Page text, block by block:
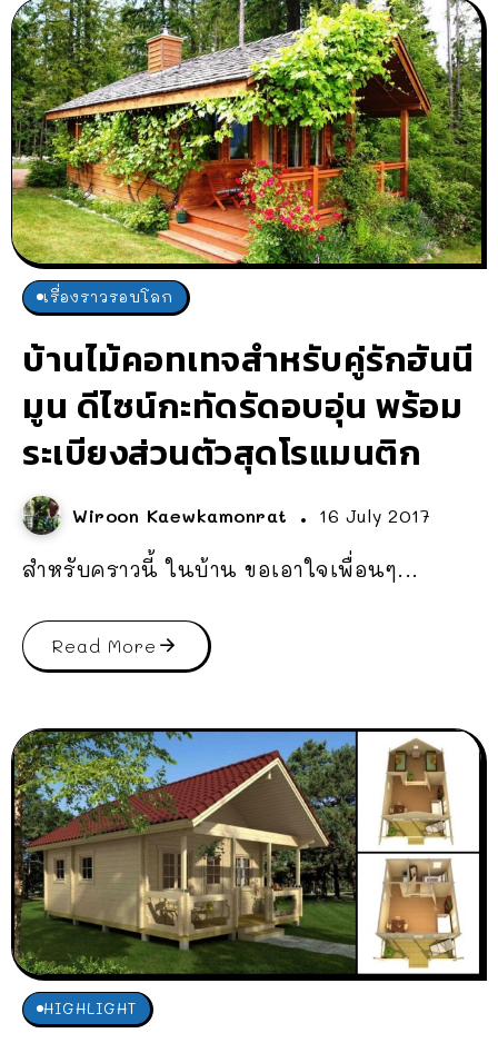
เรื่องราวรอบโลก
บ้านไม้คอทเทจสำหรับคู่รักฮันนี
มูน ดีไซน์กะทัดรัดอบอุ่น พร้อม
ระเบียงส่วนตัวสุดโรแมนติก
Wiroon Kaewkamonrat 16 July 2017
สำหรับคราวนี้ ในบ้าน ขอเอาใจเพื่อนๆ...
Read More
HIGHLIGHT